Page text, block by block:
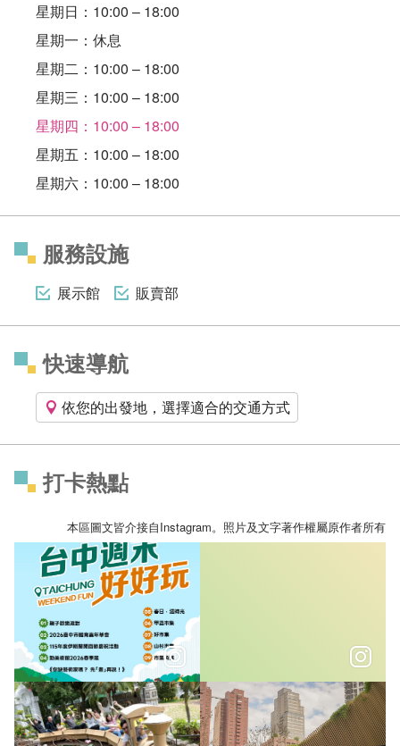
星期日：10:00 – 18:00
星期一：休息
星期二：10:00 – 18:00
星期三：10:00 – 18:00
星期四：10:00 – 18:00
星期五：10:00 – 18:00
星期六：10:00 – 18:00
服務設施
展示館 販賣部
快速導航
依您的出發地，選擇適合的交通方式
打卡熱點
本區圖文皆介接自Instagram。照片及文字著作權屬原作者所有
＼𝑻𝒂𝒊𝒄𝒉𝒖𝒏𝒈 𝑾𝒆𝒆𝒌𝒆𝒏𝒅 𝑭𝒖𝒏！／＼台中玩到黑夜 揪團玩轉臺中